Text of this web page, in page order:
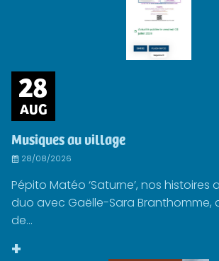
28
AUG
Musiques au village
28/08/2026
Pépito Matéo ‘Saturne’, nos histoires
duo avec Gaëlle-Sara Branthomme,
de...
+